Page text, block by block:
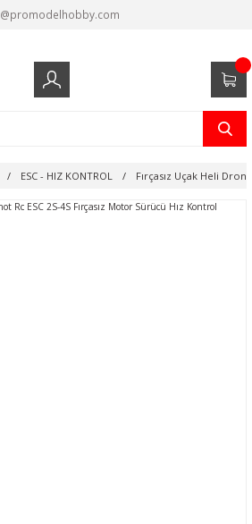
@promodelhobby.com
ESC - HIZ KONTROL Fırçasız Uçak Heli